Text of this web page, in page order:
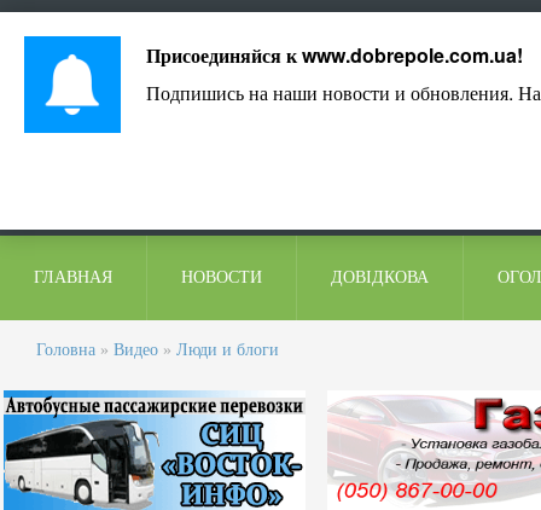
ГЛАВНАЯ НОВОСТИ ДОВІДКОВА
Головна » Видео » Люди и блоги
Присоединяйся кwww.dobrepole.com.ua!
Подпишись на наши новости и обновления.